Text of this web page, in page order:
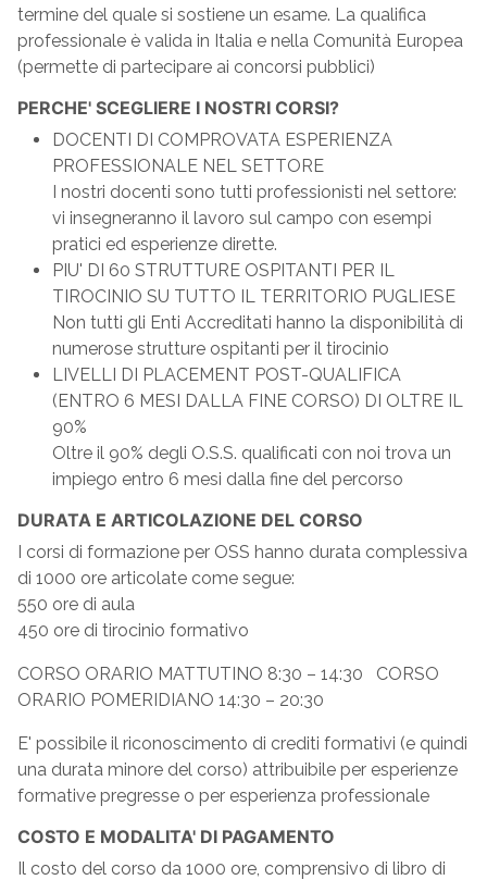
termine del quale si sostiene un esame. La qualifica
professionale è valida in Italia e nella Comunità Europea
(permette di partecipare ai concorsi pubblici)
PERCHE' SCEGLIERE I NOSTRI CORSI?
DOCENTI DI COMPROVATA ESPERIENZA
PROFESSIONALE NEL SETTORE
I nostri docenti sono tutti professionisti nel settore:
vi insegneranno il lavoro sul campo con esempi
pratici ed esperienze dirette.
PIU' DI 60 STRUTTURE OSPITANTI PER IL
TIROCINIO SU TUTTO IL TERRITORIO PUGLIESE
Non tutti gli Enti Accreditati hanno la disponibilità di
numerose strutture ospitanti per il tirocinio
LIVELLI DI PLACEMENT POST-QUALIFICA
(ENTRO 6 MESI DALLA FINE CORSO) DI OLTRE IL
90%
Oltre il 90% degli O.S.S. qualificati con noi trova un
impiego entro 6 mesi dalla fine del percorso
DURATA E ARTICOLAZIONE DEL CORSO
I corsi di formazione per OSS hanno durata complessiva
di 1000 ore articolate come segue:
550 ore di aula
450 ore di tirocinio formativo
CORSO ORARIO MATTUTINO 8:30 – 14:30 CORSO
ORARIO POMERIDIANO 14:30 – 20:30
E' possibile il riconoscimento di crediti formativi (e quindi
una durata minore del corso) attribuibile per esperienze
formative pregresse o per esperienza professionale
COSTO E MODALITA' DI PAGAMENTO
Il costo del corso da 1000 ore, comprensivo di libro di